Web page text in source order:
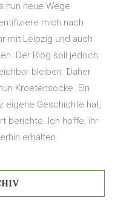
nun neue Wege
mich nach
mit Leipzig und auch
Der Blog soll jedoch
bleiben. Daher
Kroetensocke. Ein
eigene Geschichte hat,
berichte. Ich hoffe, ihr
erhalten.